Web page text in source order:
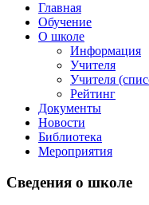
Главная
Обучение
О школе
Информация
Учителя
Учителя
Рейтинг
Документы
Новости
Библиотека
Мероприятия
Сведения о школе